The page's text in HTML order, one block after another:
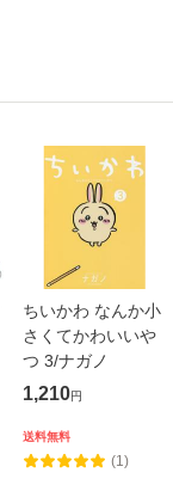
ちいかわ なんか小
さくてかわいいや
つ 3/ナガノ
1,210円
送料無料
(1)